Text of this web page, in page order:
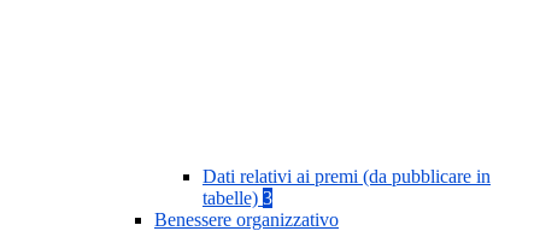
Dati relativi ai premi (da pubblicare in
tabelle) 3
Benessere organizzativo